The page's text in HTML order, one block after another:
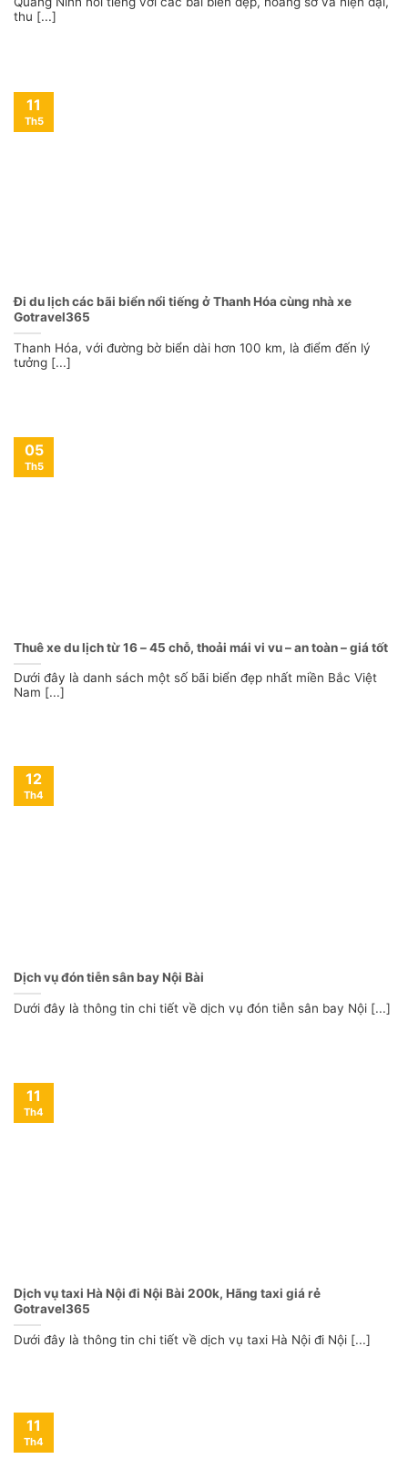
thu [...]
Đi du lịch các bãi biển nổi tiếng ở Thanh Hóa cùng nhà xe
Gotravel365
Thanh Hóa, với đường bờ biển dài hơn 100 km, là điểm đến lý
tưởng [...]
11
Th5
Thuê xe du lịch từ 16 – 45 chỗ, thoải mái vi vu – an toàn – giá tốt
Dưới đây là danh sách một số bãi biển đẹp nhất miền Bắc Việt
Nam [...]
05
Th5
Dịch vụ đón tiễn sân bay Nội Bài
Dưới đây là thông tin chi tiết về dịch vụ đón tiễn sân bay Nội [...]
12
Th4
Dịch vụ taxi Hà Nội đi Nội Bài 200k, Hãng taxi giá rẻ
Gotravel365
Dưới đây là thông tin chi tiết về dịch vụ taxi Hà Nội đi Nội [...]
11
Th4
11
Th4